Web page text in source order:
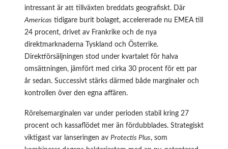
intressant är att tillväxten breddats geografiskt. Där
Americas tidigare burit bolaget, accelererade nu EMEA till
24 procent, drivet av Frankrike och de nya
direktmarknaderna Tyskland och Österrike.
Direktförsäljningen stod under kvartalet för halva
omsättningen, jämfört med cirka 30 procent för ett par
år sedan. Successivt stärks därmed både marginaler och
kontrollen över den egna affären.
Rörelsemarginalen var under perioden stabil kring 27
procent och kassaflödet mer än fördubblades. Strategiskt
viktigast var lanseringen av Protectis Plus, som